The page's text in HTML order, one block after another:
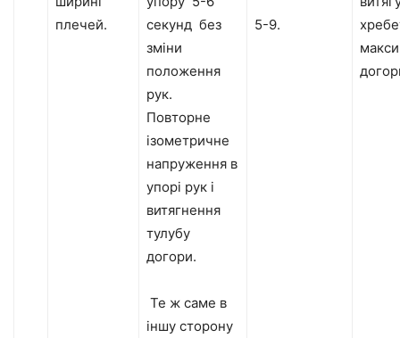
плечей.
секунд без
зміни
положення
рук.
Повторне
ізометричне
напруження в
упорі рук і
витягнення
тулубу
догори.
Те ж саме в
іншу сторону
5-9.